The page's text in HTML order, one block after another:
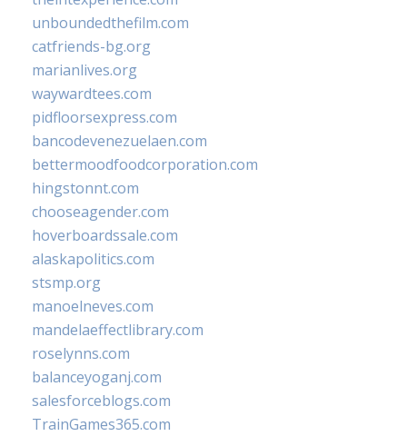
unboundedthefilm.com
catfriends-bg.org
marianlives.org
waywardtees.com
pidfloorsexpress.com
bancodevenezuelaen.com
bettermoodfoodcorporation.com
hingstonnt.com
chooseagender.com
hoverboardssale.com
alaskapolitics.com
stsmp.org
manoelneves.com
mandelaeffectlibrary.com
roselynns.com
balanceyoganj.com
salesforceblogs.com
TrainGames365.com